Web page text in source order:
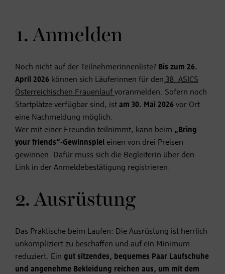
1. Anmelden
Noch nicht auf der Teilnehmerinnenliste? Bis zum 26.
April 2026 können sich Läuferinnen für den 38. ASICS
Österreichischen Frauenlauf voranmelden. Sofern noch
Startplätze verfügbar sind, ist am 30. Mai 2026 vor Ort
eine Nachmeldung möglich.
Wer mit einer Freundin teilnimmt, kann beim „Bring
your friends“-Gewinnspiel einen von drei Preisen
gewinnen. Dafür muss sich die Begleiterin über den
Link in der Anmeldebestätigung registrieren.
2. Ausrüstung
Das Praktische beim Laufen: Die Ausrüstung ist herrlich
unkompliziert zu beschaffen und auf ein Minimum
reduziert. Ein gut sitzendes, bequemes Paar Laufschuhe
und angenehme Bekleidung reichen aus, um mit dem